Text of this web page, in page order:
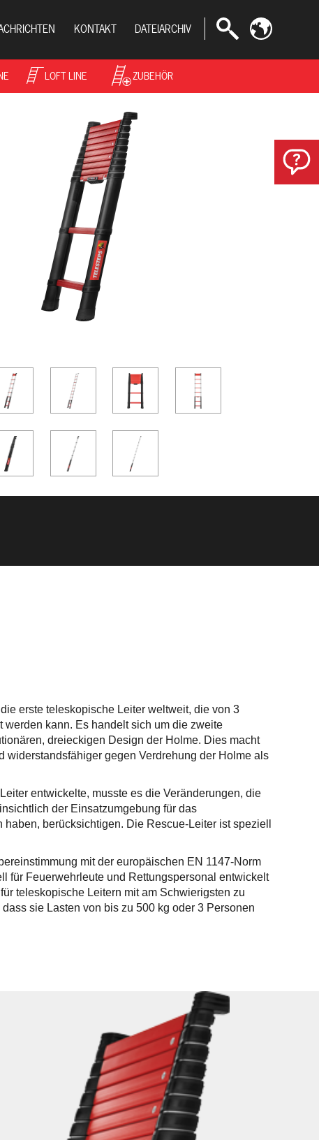
LOFT LINE ZUBEHÖR
KONTAKT DATEIARCHIV
erste teleskopische Leiter weltweit, die von 3
werden kann. Es handelt sich um die zweite
dreieckigen Design der Holme. Dies macht
widerstandsfähiger gegen Verdrehung der Holme als
entwickelte, musste es die Veränderungen, die
der Einsatzumgebung für das
berücksichtigen. Die Rescue-Leiter ist speziell
mit der europäischen EN 1147-Norm
für Feuerwehrleute und Rettungspersonal entwickelt
teleskopische Leitern mit am Schwierigsten zu
sie Lasten von bis zu 500 kg oder 3 Personen